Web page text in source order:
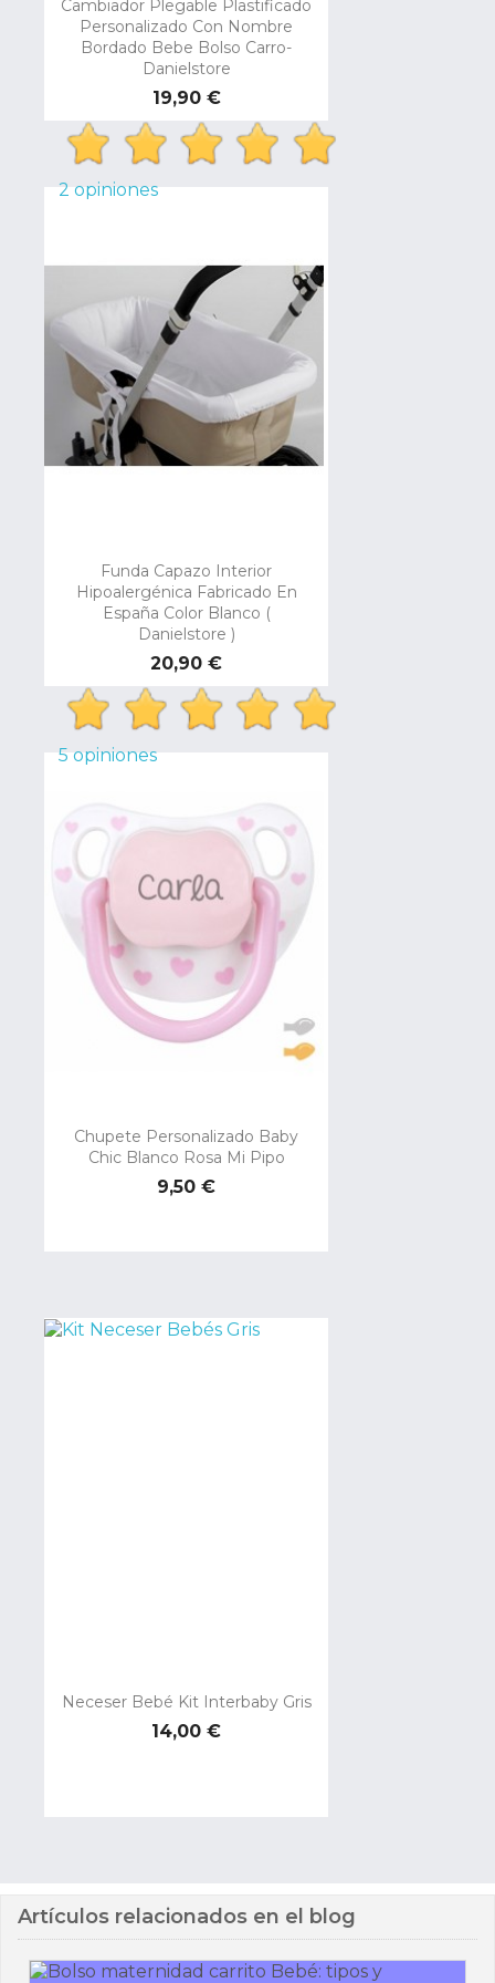
Cambiador Plegable Plastificado
Personalizado Con Nombre
Bordado Bebe Bolso Carro-
Danielstore
Precio
19,90 €
2 opiniones
Funda Capazo Interior
Hipoalergénica Fabricado En
España Color Blanco (
Danielstore )
Precio
20,90 €
5 opiniones
Chupete Personalizado Baby
Chic Blanco Rosa Mi Pipo
Precio
9,50 €
Neceser Bebé Kit Interbaby Gris
Precio
14,00 €
Artículos relacionados en el blog